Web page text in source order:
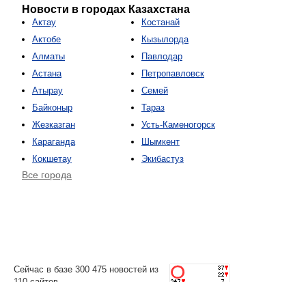
Новости в городах Казахстана
Актау
Актобе
Алматы
Астана
Атырау
Байконыр
Жезказган
Караганда
Кокшетау
Костанай
Кызылорда
Павлодар
Петропавловск
Семей
Тараз
Усть-Каменогорск
Шымкент
Экибастуз
Все города
Сейчас в базе 300 475 новостей из